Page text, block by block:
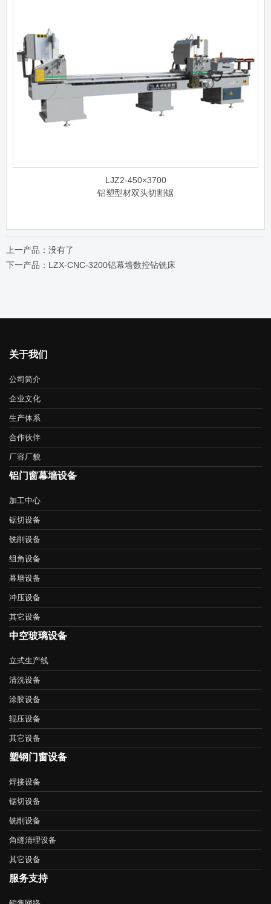
LJZ2-450×3700
铝塑型材双头切割锯
上一产品：没有了
下一产品：LZX-CNC-3200铝幕墙数控钻铣床
关于我们
公司简介
企业文化
生产体系
合作伙伴
厂容厂貌
铝门窗幕墙设备
加工中心
锯切设备
铣削设备
组角设备
幕墙设备
冲压设备
其它设备
中空玻璃设备
立式生产线
清洗设备
涂胶设备
辊压设备
其它设备
塑钢门窗设备
焊接设备
锯切设备
铣削设备
角缝清理设备
其它设备
服务支持